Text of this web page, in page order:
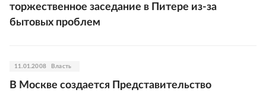
торжественное заседание в Питере из-за
бытовых проблем
11.01.2008 Власть
В Москве создается Представительство